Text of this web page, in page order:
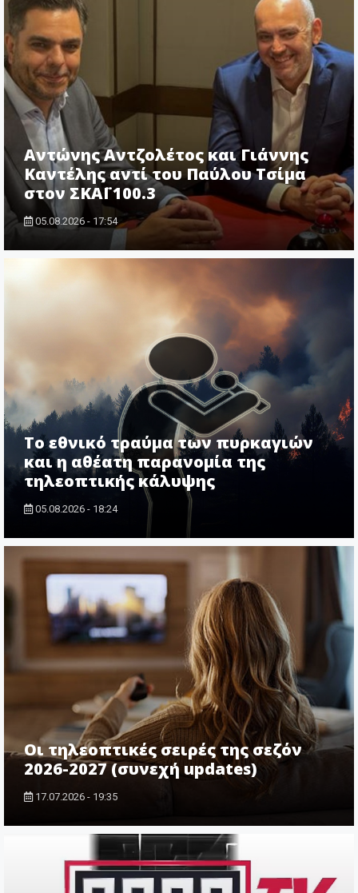
Αντώνης Αντζολέτος και Γιάννης
Καντέλης αντί του Παύλου Τσίμα
στον ΣΚΑΪ 100.3
05.08.2026 - 17:54
Το εθνικό τραύμα των πυρκαγιών
και η αθέατη παρανομία της
τηλεοπτικής κάλυψης
05.08.2026 - 18:24
Οι τηλεοπτικές σειρές της σεζόν
2026-2027 (συνεχή updates)
17.07.2026 - 19:35